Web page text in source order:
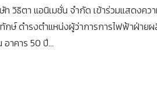
วิธิตา แอนิเมชั่น จำกัด เข้าร่วมแสดงคว
ษ์ ดำรงตำแหน่งผู้ว่าการการไฟฟ้าฝ่าย
าคาร 50 ปี...